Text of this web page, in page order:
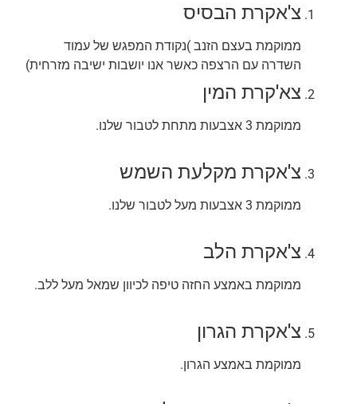
צ'אקרת הבסיס
ממוקמת בעצם הזנב )נקודת המפגש של עמוד
השדרה עם הרצפה כאשר אנו יושבות ישיבה מזרחית)
צא'קרת המין
ממוקמת 3 אצבעות מתחת לטבור שלנו.
צ'אקרת מקלעת השמש
ממוקמת 3 אצבעות מעל לטבור שלנו.
צ'אקרת הלב
ממוקמת באמצע החזה טיפה לכיוון שמאל מעל ללב.
צ'אקרת הגרון
ממוקמת באמצע הגרון.